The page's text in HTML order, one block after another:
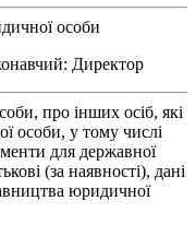
особи
Директор
про інших осіб, які
особи, у тому числі
для державної
(за наявності), дані
юридичної